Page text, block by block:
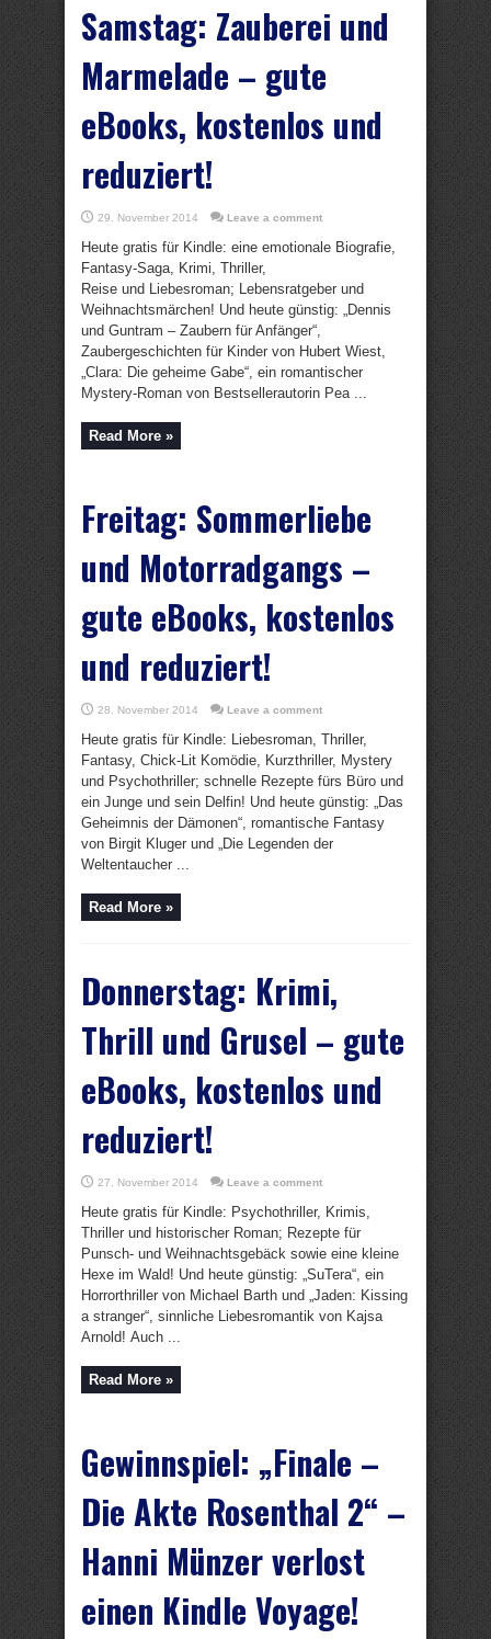
Samstag: Zauberei und
Marmelade – gute
eBooks, kostenlos und
reduziert!
29. November 2014 Leave a comment
Heute gratis für Kindle: eine emotionale Biografie,
Fantasy-Saga, Krimi, Thriller,
Reise und Liebesroman; Lebensratgeber und
Weihnachtsmärchen! Und heute günstig: „Dennis
und Guntram – Zaubern für Anfänger“,
Zaubergeschichten für Kinder von Hubert Wiest,
„Clara: Die geheime Gabe“, ein romantischer
Mystery-Roman von Bestsellerautorin Pea ...
Read More »
Freitag: Sommerliebe
und Motorradgangs –
gute eBooks, kostenlos
und reduziert!
28. November 2014 Leave a comment
Heute gratis für Kindle: Liebesroman, Thriller,
Fantasy, Chick-Lit Komödie, Kurzthriller, Mystery
und Psychothriller; schnelle Rezepte fürs Büro und
ein Junge und sein Delfin! Und heute günstig: „Das
Geheimnis der Dämonen“, romantische Fantasy
von Birgit Kluger und „Die Legenden der
Weltentaucher ...
Read More »
Donnerstag: Krimi,
Thrill und Grusel – gute
eBooks, kostenlos und
reduziert!
27. November 2014 Leave a comment
Heute gratis für Kindle: Psychothriller, Krimis,
Thriller und historischer Roman; Rezepte für
Punsch- und Weihnachtsgebäck sowie eine kleine
Hexe im Wald! Und heute günstig: „SuTera“, ein
Horrorthriller von Michael Barth und „Jaden: Kissing
a stranger“, sinnliche Liebesromantik von Kajsa
Arnold! Auch ...
Read More »
Gewinnspiel: „Finale –
Die Akte Rosenthal 2“ –
Hanni Münzer verlost
einen Kindle Voyage!